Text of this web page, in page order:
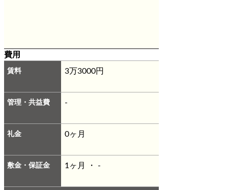
費用
賃料 3万3000円
管理・共益費 -
礼金 0ヶ月
敷金・保証金 1ヶ月 ・ -